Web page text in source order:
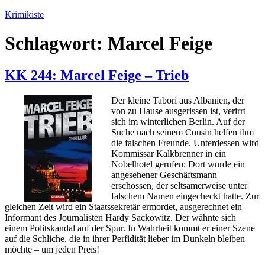
Zum
springen
Krimikiste
Schlagwort: Marcel Feige
KK 244: Marcel Feige – Trieb
Der kleine Tabori aus Albanien, der
von zu Hause ausgerissen ist, verirrt
sich im winterlichen Berlin. Auf der
Suche nach seinem Cousin helfen ihm
die falschen Freunde. Unterdessen wird
Kommissar Kalkbrenner in ein
Nobelhotel gerufen: Dort wurde ein
angesehener Geschäftsmann
erschossen, der seltsamerweise unter
falschem Namen eingecheckt hatte. Zur
gleichen Zeit wird ein Staatssekretär ermordet, ausgerechnet ein
Informant des Journalisten Hardy Sackowitz. Der wähnte sich
einem Politskandal auf der Spur. In Wahrheit kommt er einer Szene
auf die Schliche, die in ihrer Perfidität lieber im Dunkeln bleiben
möchte – um jeden Preis!